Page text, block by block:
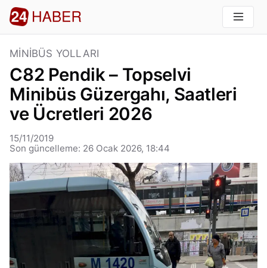
MINIBÜS YOLLARI
C82 Pendik – Topselvi
Minibüs Güzergahı, Saatleri
ve Ücretleri 2026
15/11/2019
Son güncelleme: 26 Ocak 2026, 18:44